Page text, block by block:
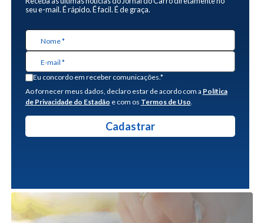
seu e-mail. É rápido. É facil. É de graça.
Eu concordo em receber comunicações.*
Ao fornecer meus dados, declaro estar de acordo com a Política
de Privacidade do Estadão e com os Termos de Uso.